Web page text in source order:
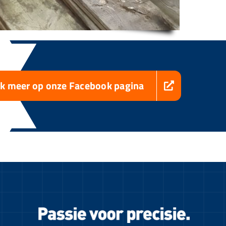
meer op onze Facebook pagina